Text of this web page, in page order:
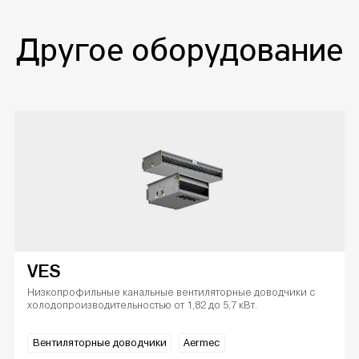
Другое оборудование
VES
Низкопрофильные канальные вентиляторные доводчики с
холодопроизводительностью от 1,82 до 5,7 кВт.
Вентиляторные доводчики Aermec